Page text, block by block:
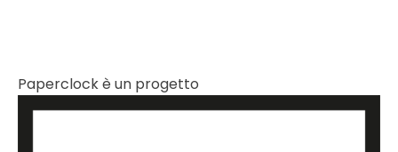
Paperclock è un progetto